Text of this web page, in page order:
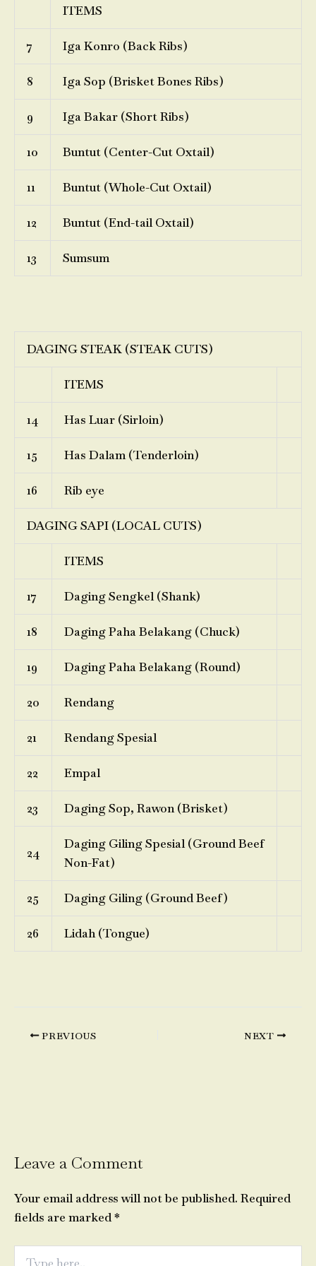
ITEMS
7 Iga Konro (Back Ribs)
8 Iga Sop (Brisket Bones Ribs)
9 Iga Bakar (Short Ribs)
10 Buntut (Center-Cut Oxtail)
11 Buntut (Whole-Cut Oxtail)
12 Buntut (End-tail Oxtail)
13 Sumsum
DAGING STEAK (STEAK CUTS)
ITEMS
14 Has Luar (Sirloin)
15 Has Dalam (Tenderloin)
16 Rib eye
DAGING SAPI (LOCAL CUTS)
ITEMS
17 Daging Sengkel (Shank)
18 Daging Paha Belakang (Chuck)
19 Daging Paha Belakang (Round)
20 Rendang
21 Rendang Spesial
22 Empal
23 Daging Sop, Rawon (Brisket)
24
Daging Giling Spesial (Ground Beef
Non-Fat)
25 Daging Giling (Ground Beef)
26 Lidah (Tongue)
PREVIOUS NEXT
Leave a Comment
Your email address will not be published. Required
fields are marked*